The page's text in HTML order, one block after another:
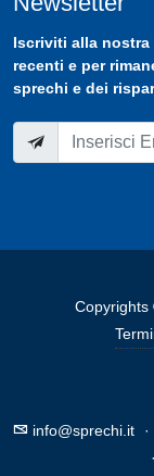
Iscriviti alla nostra
recenti e per
sprechi e dei
Copyrights
info@sprechi.it ·
·